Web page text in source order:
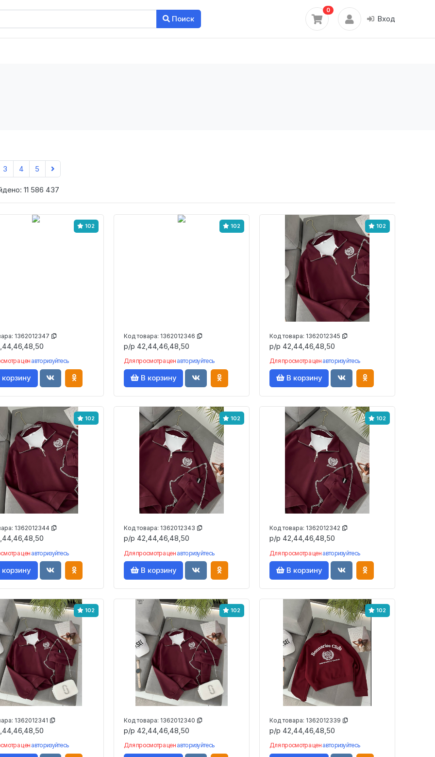
Поиск
0
Вход
3 4 5
11 586 437
102
1362012347
цен авторизуйтесь
102
Код товара: 1362012346
р/р 42,44,46,48,50
Для просмотра цен авторизуйтесь
В корзину
102
Код товара: 1362012345
р/р 42,44,46,48,50
Для просмотра цен авторизуйтесь
В корзину
102
1362012344
цен авторизуйтесь
102
Код товара: 1362012343
р/р 42,44,46,48,50
Для просмотра цен авторизуйтесь
В корзину
102
Код товара: 1362012342
р/р 42,44,46,48,50
Для просмотра цен авторизуйтесь
В корзину
102
1362012341
цен авторизуйтесь
102
Код товара: 1362012340
р/р 42,44,46,48,50
Для просмотра цен авторизуйтесь
102
Код товара: 1362012339
р/р 42,44,46,48,50
Для просмотра цен авторизуйтесь